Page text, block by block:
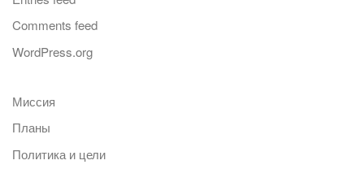
Comments feed
WordPress.org
Миссия
Планы
Политика и цели